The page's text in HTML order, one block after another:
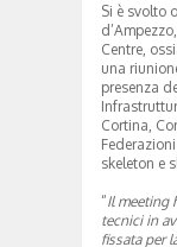
Si è svolto
Centre,
una
presenza
Cortina,
skeleton e
“Il meeting
tecnici in
fissata per